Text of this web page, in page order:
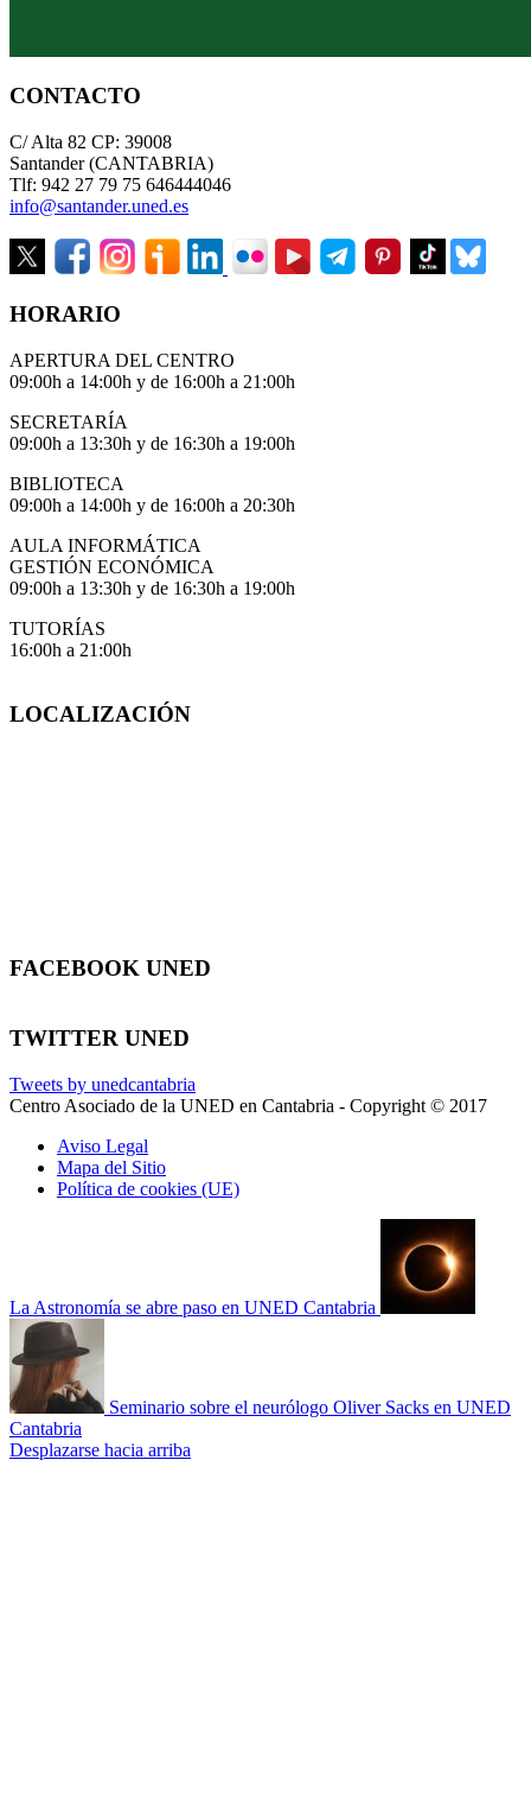
CONTACTO
C/ Alta 82 CP: 39008
Santander (CANTABRIA)
Tlf: 942 27 79 75 646444046
info@santander.uned.es
HORARIO
APERTURA DEL CENTRO
09:00h a 14:00h y de 16:00h a 21:00h
SECRETARÍA
09:00h a 13:30h y de 16:30h a 19:00h
BIBLIOTECA
09:00h a 14:00h y de 16:00h a 20:30h
AULA INFORMÁTICA
GESTIÓN ECONÓMICA
09:00h a 13:30h y de 16:30h a 19:00h
TUTORÍAS
16:00h a 21:00h
LOCALIZACIÓN
FACEBOOK UNED
TWITTER UNED
Tweets by unedcantabria
Centro Asociado de la UNED en Cantabria - Copyright © 2017
Aviso Legal
Mapa del Sitio
Política de cookies (UE)
La Astronomía se abre paso en UNED Cantabria
Seminario sobre el neurólogo Oliver Sacks en UNED
Cantabria
Desplazarse hacia arriba